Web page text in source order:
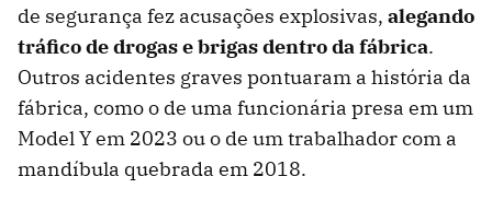
de segurança fez acusações explosivas, alegando
tráfico de drogas e brigas dentro da fábrica.
Outros acidentes graves pontuaram a história da
fábrica, como o de uma funcionária presa em um
Model Y em 2023 ou o de um trabalhador com a
mandíbula quebrada em 2018.